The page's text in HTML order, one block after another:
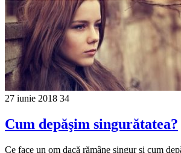
27 iunie 2018 34
Cum depăşim singurătatea?
Ce face un om dacă rămâne singur şi cum